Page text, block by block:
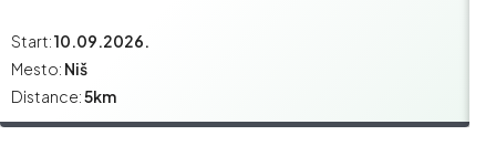
Start:10.09.2026.
Mesto: Niš
Distance:5km